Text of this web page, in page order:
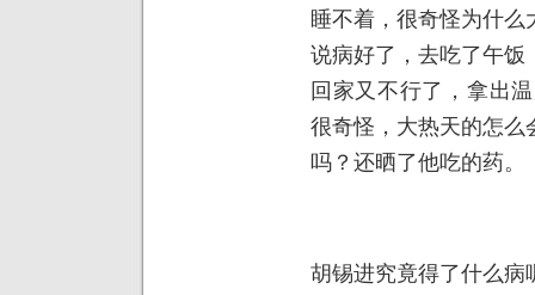
睡不着，很奇怪为什
说病好了，去吃了午饭
回家又不行了，拿出
很奇怪，大热天的怎么
吗？还晒了他吃的药。
胡锡进究竟得了什么病